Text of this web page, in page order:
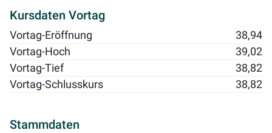
Kursdaten Vortag
Vortag-Eröffnung
38,94
Vortag-Hoch
39,02
Vortag-Tief
38,82
Vortag-Schlusskurs
38,82
Stammdaten